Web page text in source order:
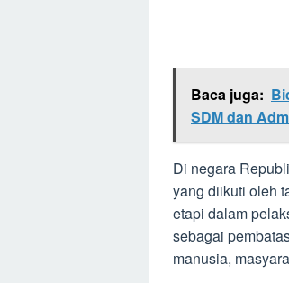
Baca juga:
SDM dan
Di negara
yang diikuti oleh
etapi dalam
sebagai
manusia,